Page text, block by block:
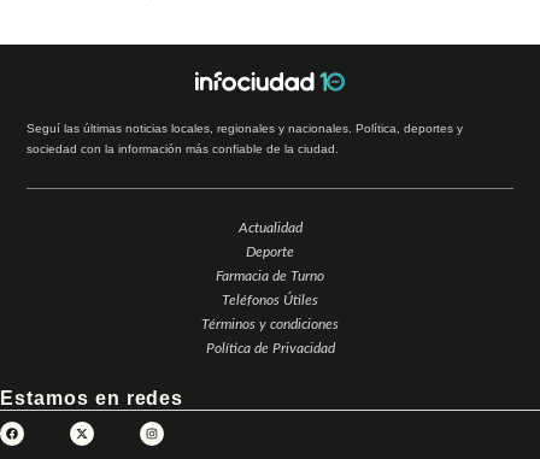
Seguí las últimas noticias locales, regionales y nacionales. Política, deportes y
sociedad con la información más confiable de la ciudad.
Actualidad
Deporte
Farmacia de Turno
Teléfonos Útiles
Términos y condiciones
Política de Privacidad
Estamos en redes